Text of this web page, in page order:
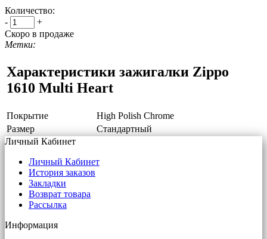
Количество:
-
+
Скоро в продаже
Метки:
Характеристики зажигалки Zippo
1610 Multi Heart
Покрытие
High Polish Chrome
Размер
Стандартный
Личный Кабинет
Личный Кабинет
История заказов
Закладки
Возврат товара
Рассылка
Информация